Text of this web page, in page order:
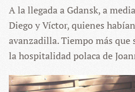
A la llegada a Gdansk, a
Diego y Víctor, quienes
avanzadilla.Tiempo más que
la hospitalidad polaca de